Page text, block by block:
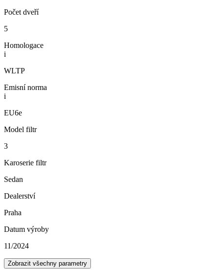
Počet dveří
5
Homologace
i
WLTP
Emisní norma
i
EU6e
Model filtr
3
Karoserie filtr
Sedan
Dealerství
Praha
Datum výroby
11/2024
Zobrazit všechny parametry